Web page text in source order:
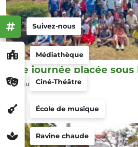
Médiathèque
Ciné-Théâtre
École de musique
Ravine chaude
Suivez-nous
Une journée placée
30 juillet